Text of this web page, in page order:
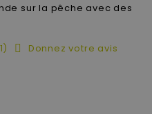
sur la pêche avec des
Donnez votre avis